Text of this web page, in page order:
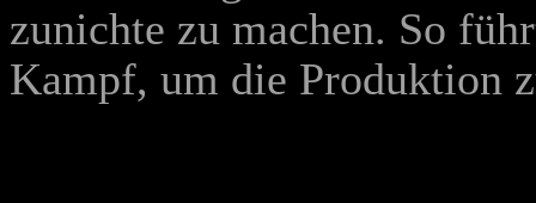
zunichte zu machen. So
Kampf, um die Produktion